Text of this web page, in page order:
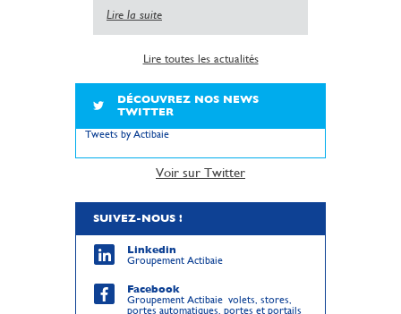
Lire la suite
Lire toutes les actualités
DÉCOUVREZ NOS NEWS
TWITTER
Tweets by Actibaie
Voir sur Twitter
SUIVEZ-NOUS !
Linkedin
Groupement Actibaie
Facebook
Groupement Actibaie volets, stores,
portes automatiques, portes et portails